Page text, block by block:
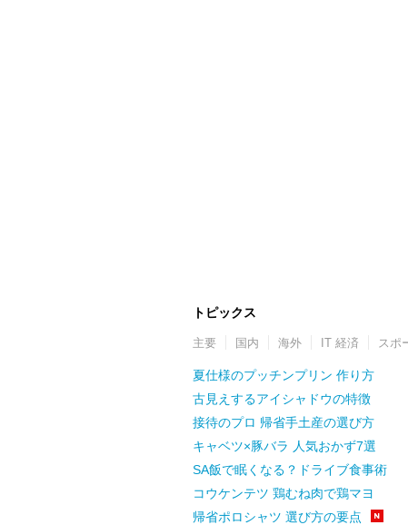
トピックス
主要 国内 海外 IT 経済 スポ
夏仕様のプッチンプリン 作り方
古見えするアイシャドウの特徴
接待のプロ 帰省手土産の選び方
キャベツ×豚バラ 人気おかず7選
SA飯で眠くなる？ドライブ食事術
コウケンテツ 鶏むね肉で鶏マヨ
帰省ポロシャツ 選び方の要点